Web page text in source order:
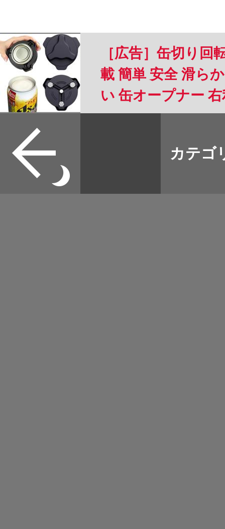
［広告］缶切り回
載 簡単 安全 滑ら
い 缶オープナー
格 アルミ缶 ソー
カテゴ
取扱店